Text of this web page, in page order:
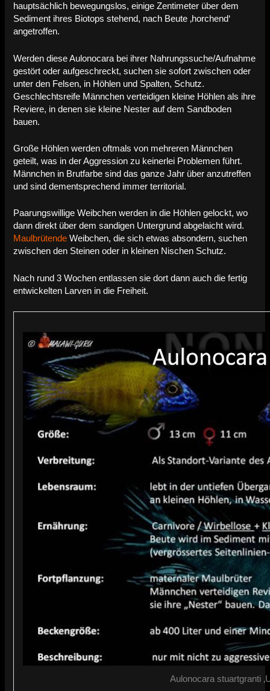
hauptsächlich bewegungslos, einige Zentimeter über dem
Sediment ihres Biotops stehend, nach Beute ‚horchend‘
angetroffen.
Werden diese Aulonocara bei ihrer Nahrungssuche/Aufnahme
gestört oder aufgeschreckt, suchen sie sofort zwischen oder
unter den Felsen, in Höhlen und Spalten, Schutz.
Geschlechtsreife Männchen verteidigen kleine Höhlen als ihre
Reviere, in denen sie kleine Nester auf dem Sandboden
bauen.
Große Höhlen werden oftmals von mehreren Männchen
geteilt, was in der Aggression zu keinerlei Problemen führt.
Männchen in Brutfarbe sind das ganze Jahr über anzutreffen
und sind dementsprechend immer territorial.
Paarungswillige Weibchen werden in die Höhlen gelockt, wo
dann direkt über dem sandigen Untergrund abgelaicht wird.
Maulbrütende Weibchen, die sich etwas absondern, suchen
zwischen den Steinen oder in kleinen Nischen Schutz.
Nach rund 3 Wochen entlassen sie dort dann auch die fertig
entwickelten Larven in die Freiheit.
Aulonocara stuartgranti